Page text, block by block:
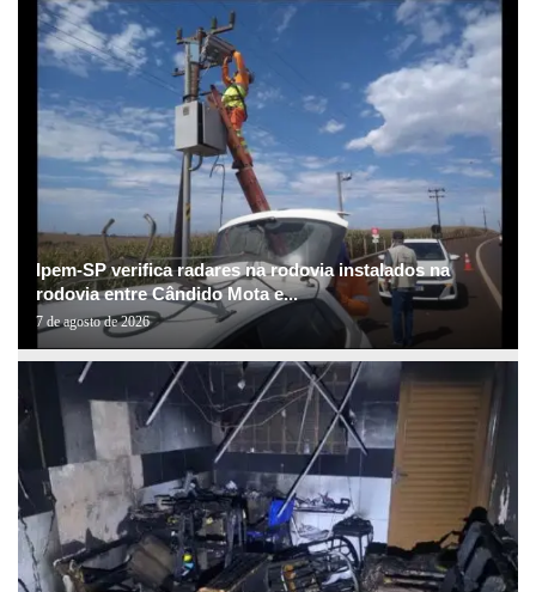
Ipem-SP verifica radares na rodovia instalados na
rodovia entre Cândido Mota e...
7 de agosto de 2026